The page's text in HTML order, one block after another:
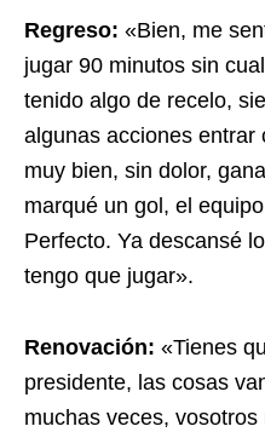
Regreso: «Bien, me
jugar 90 minutos sin
tenido algo de recelo,
algunas acciones entrar
muy bien, sin dolor,
marqué un gol, el
Perfecto. Ya descansé
tengo que jugar».
Renovación: «Tienes
presidente, las cosas
muchas veces,